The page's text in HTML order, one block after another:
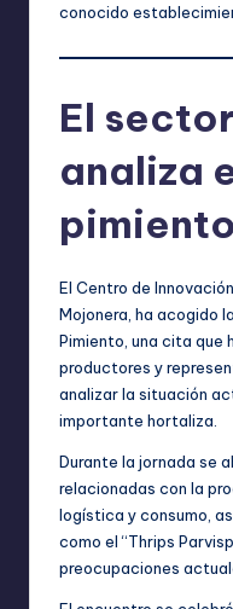
conocido
El
analiza
El Centro de
Mojonera, ha acogido
Pimiento, una cita que
productores y
analizar la situación
importante hortaliza.
Durante la jornada se
relacionadas con la
logística y consumo,
como el “Thrips
preocupaciones